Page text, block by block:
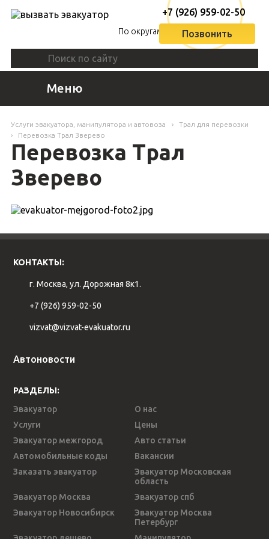
По округам
+7 (926) 959-02-50
Позвонить
Меню
Услуги эвакуатора, манипулятора и автовоза
Трал для перевозки
Перевозка Трал Зверево
Перевозка Трал
Зверево
КОНТАКТЫ:
г. Москва, ул. Дорожная 8к1.
+7 (926) 959-02-50
vizvat@vizvat-evakuator.ru
Автоновости
РАЗДЕЛЫ:
Эвакуатор
О нас
Услуги
Цены
Эвакуатор межгород
Авто статьи
Автомобильные коды
Вакансии
Заказать эвакуатор
Эвакуатор Московская
область
Эвакуатор Москва
Эвакуатор спб
Эвакуатор Новосибирск
Эвакуатор Москва
Петербург